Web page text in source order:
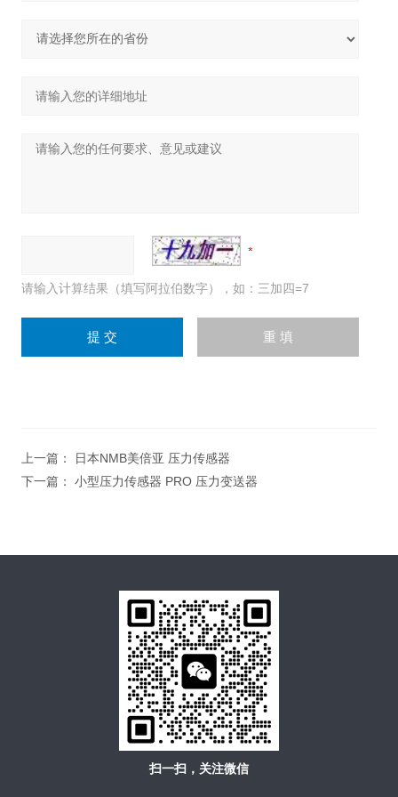
请输入计算结果（填写阿拉伯数字），如：三加四=7
上一篇：
日本NMB美倍亚 压力传感器
下一篇： 小型压力传感器 PRO 压力变送器
扫一扫，关注微信